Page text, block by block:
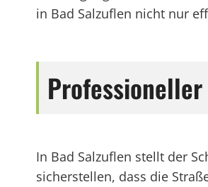
in Bad Salzuflen nicht nur
In Bad Salzuflen stellt der
sicherstellen, dass die